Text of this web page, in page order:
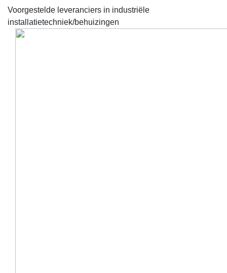
Voorgestelde leveranciers in industriële
installatietechniek/behuizingen